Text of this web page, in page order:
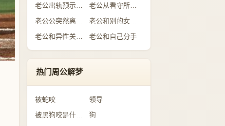
老公从看守所回来
老公和别的女人吃饭
老公和自己分手
热门周公解梦
被蛇咬
领导
狗